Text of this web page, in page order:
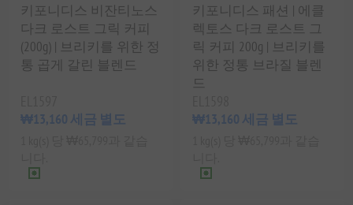
키포니디스 비잔티노스
다크 로스트 그릭 커피
(200g) | 브리키를 위한 정
통 곱게 갈린 블렌드
₩13,160 세금 별도
키포니디스 패션 | 에클
렉토스 다크 로스트 그
릭 커피 200g | 브리키를
위한 정통 브라질 블렌
드
₩13,160 세금 별도